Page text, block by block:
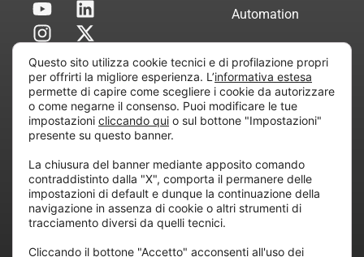
Automation
Servizi di
Consulenza
Certificata
all’attività di direzione e coordinamento di “Project
Informatica”
REA: MI – 194005, P. IVA / CF 07165600961 – All
rights reserved.
Questo sito utilizza cookie tecnici e di profilazione propri
per offrirti la migliore esperienza. L’informativa estesa
permette di capire come scegliere i cookie da autorizzare
o come negarne il consenso. Puoi modificare le tue
impostazioni cliccando qui o sul bottone "Impostazioni"
presente su questo banner.
La chiusura del banner mediante apposito comando
contraddistinto dalla "X", comporta il permanere delle
impostazioni di default e dunque la continuazione della
navigazione in assenza di cookie o altri strumenti di
tracciamento diversi da quelli tecnici.
Cliccando il bottone "Accetto" acconsenti all'uso dei